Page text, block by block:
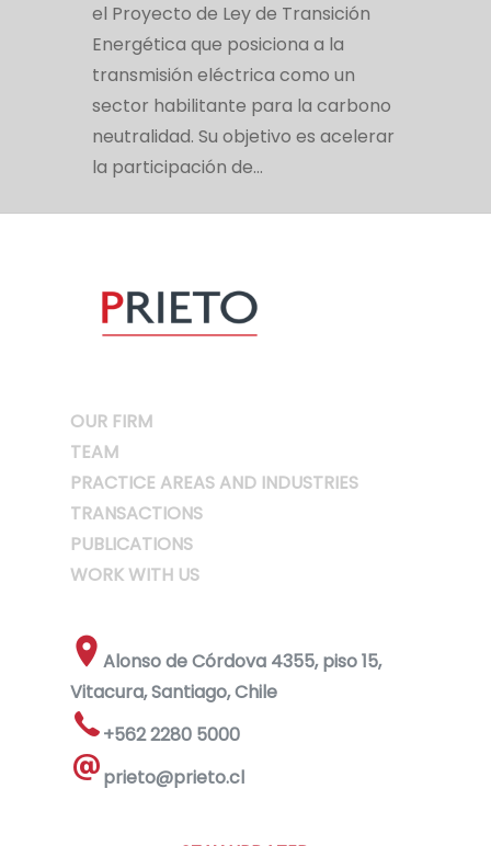
el Proyecto de Ley de Transición
Energética que posiciona a la
transmisión eléctrica como un
sector habilitante para la carbono
neutralidad. Su objetivo es acelerar
la participación de…
OUR FIRM
TEAM
PRACTICE AREAS AND INDUSTRIES
TRANSACTIONS
PUBLICATIONS
WORK WITH US
Alonso de Córdova 4355, piso 15,
Vitacura, Santiago, Chile
+562 2280 5000
prieto@prieto.cl